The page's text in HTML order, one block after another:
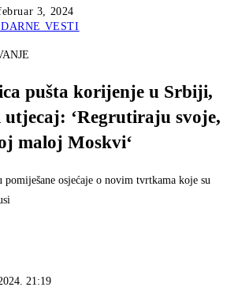
3, 2024
VESTI
pušta korijenje u Srbiji,
utjecaj: ‘Regrutiraju svoje,
maloj Moskvi‘
osjećaje o novim tvrtkama koje su
21:19